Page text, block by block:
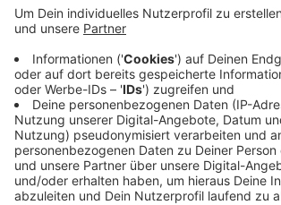
Kassenbon aufgewahrt, kann am Ende
zurückbekommen, sagt die
eines Gutscheins. Die Aktion läuft bis
Danach müssen die Belege eingereicht
profitieren nicht nur Willicher, sagt die
sondern auch die heimische Wirtschaft.
zum Beispiel die Läden "Maschentrend",